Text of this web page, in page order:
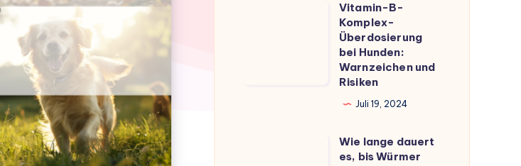
Vitamin-B-
Komplex-
Überdosierung
bei Hunden:
Warnzeichen und
Risiken
Juli 19, 2024
Wie lange dauert
es, bis Würmer